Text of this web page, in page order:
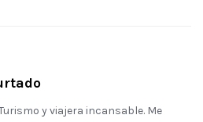
y viajera incansable. Me